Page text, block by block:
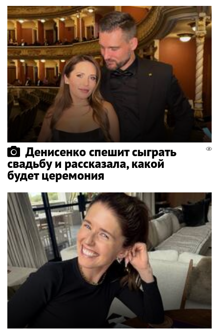
Денисенко спешит сыграть
свадьбу и рассказала, какой
будет церемония